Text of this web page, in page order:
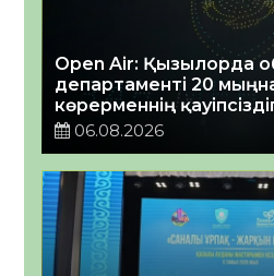
Open Air: Қызылорда
департаменті 20
көрерменнің
етті06.08.2026